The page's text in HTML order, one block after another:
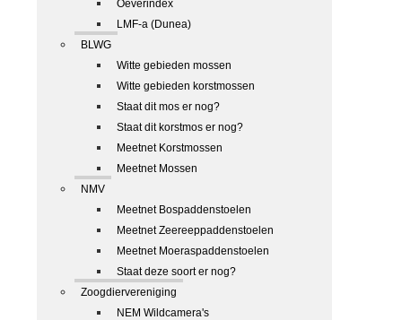
Oeverindex
LMF-a (Dunea)
BLWG
Witte gebieden mossen
Witte gebieden korstmossen
Staat dit mos er nog?
Staat dit korstmos er nog?
Meetnet Korstmossen
Meetnet Mossen
NMV
Meetnet Bospaddenstoelen
Meetnet Zeereeppaddenstoelen
Meetnet Moeraspaddenstoelen
Staat deze soort er nog?
Zoogdiervereniging
NEM Wildcamera's